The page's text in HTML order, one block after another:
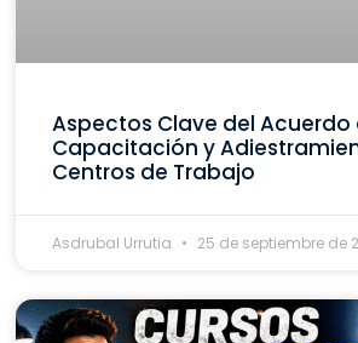
Aspectos Clave del Acuerdo
Capacitación y
Centros de Trabajo
Asdrubal Urrutia 25 de septiembre de